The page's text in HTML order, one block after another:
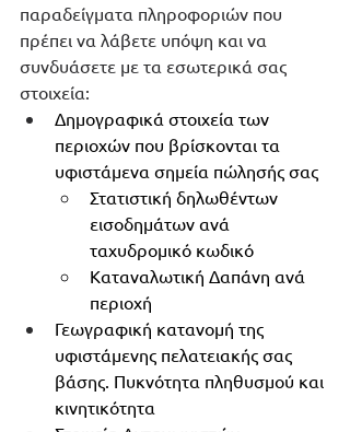
παραδείγματα πληροφοριών που
πρέπει να λάβετε υπόψη και να
συνδυάσετε με τα εσωτερικά σας
στοιχεία:
Δημογραφικά στοιχεία των
περιοχών που βρίσκονται τα
υφιστάμενα σημεία πώλησής σας
Στατιστική δηλωθέντων
εισοδημάτων ανά
ταχυδρομικό κωδικό
Καταναλωτική Δαπάνη ανά
περιοχή
Γεωγραφική κατανομή της
υφιστάμενης πελατειακής σας
βάσης. Πυκνότητα πληθυσμού και
κινητικότητα